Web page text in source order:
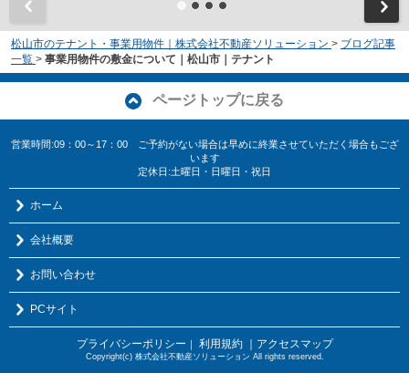
松山市のテナント・事業用物件｜株式会社不動産ソリューション > ブログ記事
一覧 > 事業用物件の敷金について｜松山市｜テナント
ページトップに戻る
営業時間:09：00～17：00 ご予約がない場合は早めに終業させていただく場合もござ
います
定休日:土曜日・日曜日・祝日
ホーム
会社概要
お問い合わせ
PCサイト
プライバシーポリシー ｜ 利用規約 ｜アクセスマップ
Copyright(c) 株式会社不動産ソリューション All rights reserved.